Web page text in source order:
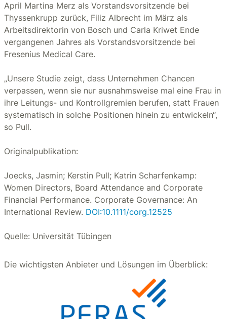
April Martina Merz als Vorstandsvorsitzende bei
Thyssenkrupp zurück, Filiz Albrecht im März als
Arbeitsdirektorin von Bosch und Carla Kriwet Ende
vergangenen Jahres als Vorstandsvorsitzende bei
Fresenius Medical Care.
„Unsere Studie zeigt, dass Unternehmen Chancen
verpassen, wenn sie nur ausnahmsweise mal eine Frau in
ihre Leitungs- und Kontrollgremien berufen, statt Frauen
systematisch in solche Positionen hinein zu entwickeln“,
so Pull.
Originalpublikation:
Joecks, Jasmin; Kerstin Pull; Katrin Scharfenkamp:
Women Directors, Board Attendance and Corporate
Financial Performance. Corporate Governance: An
International Review. DOI:10.1111/corg.12525
Quelle: Universität Tübingen
Die wichtigsten Anbieter und Lösungen im Überblick: